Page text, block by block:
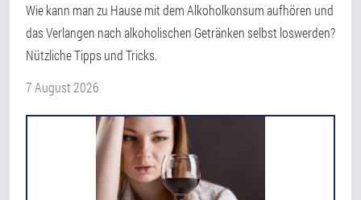
Wie kann man zu Hause mit dem Alkoholkonsum aufhören und
das Verlangen nach alkoholischen Getränken selbst loswerden?
Nützliche Tipps und Tricks.
7 August 2026